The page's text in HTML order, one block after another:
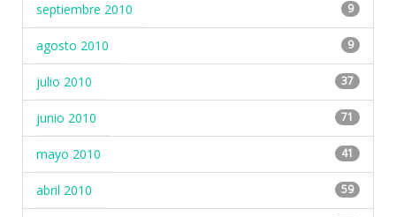
septiembre 2010 9
agosto 2010 9
julio 2010 37
junio 2010 71
mayo 2010 41
abril 2010 59